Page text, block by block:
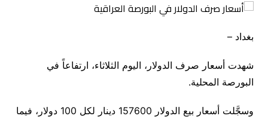
بغداد –
شهدت أسعار صرف الدولار، اليوم الثلاثاء، ارتفاعاً في
البورصة المحلية.
وسجَّلت أسعار بيع الدولار 157600 دينار لكل 100 دولار، فيما